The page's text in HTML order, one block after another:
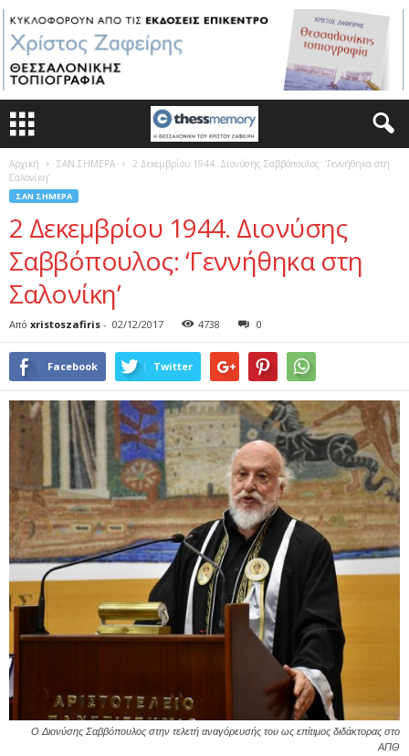
Αρχική ΣΑΝ ΣΗΜΕΡΑ
2 Δεκεμβρίου 1944. Διονύσης Σαββόπουλος: ‘Γεννήθηκα στη
Σαλονίκη’
ΣΑΝ ΣΗΜΕΡΑ
2 Δεκεμβρίου 1944. Διονύσης
Σαββόπουλος: ‘Γεννήθηκα στη
Σαλονίκη’
Από xristoszafiris - 02/12/2017 4738 0
Facebook Twitter
Ο Διονύσης Σαββόπουλος στην τελετή αναγόρευσής του ως επίτιμος διδάκτορας στο
ΑΠΘ